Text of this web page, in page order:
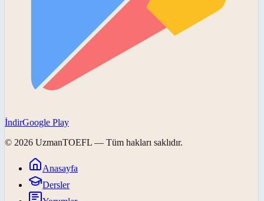
İndirGoogle Play
© 2026 UzmanTOEFL — Tüm hakları saklıdır.
Anasayfa
Dersler